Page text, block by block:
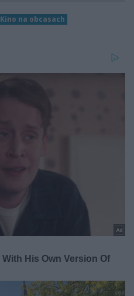
Kino na obcasach